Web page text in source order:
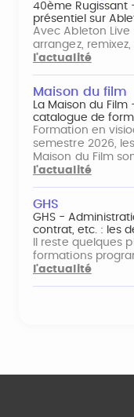
40ème Rugissant
présentiel sur
Avec Ableton Live
arrangez,
l'actualité
Maison du film
La Maison du
catalogue de
Formation en
semestre 2026,
Maison du Film
l'actualité
GHS
GHS -
contrat, etc. : les
Il reste quelques
formations
l'actualité